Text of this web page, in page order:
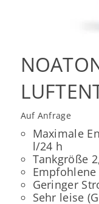
Auf Anfrage
Maximale
l/24 h
Tankgröße
Geringer
Sehr leise